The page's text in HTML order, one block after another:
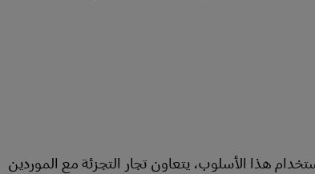
هذا الأسلوب، يتعاون تجار التجزئة مع الموردين